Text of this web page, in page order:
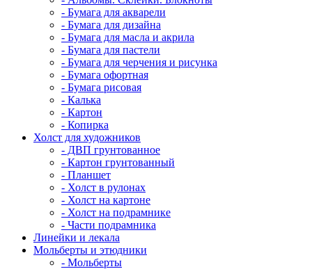
- Бумага для акварели
- Бумага для дизайна
- Бумага для масла и акрила
- Бумага для пастели
- Бумага для черчения и рисунка
- Бумага офортная
- Бумага рисовая
- Калька
- Картон
- Копирка
Холст для художников
- ДВП грунтованное
- Картон грунтованный
- Планшет
- Холст в рулонах
- Холст на картоне
- Холст на подрамнике
- Части подрамника
Линейки и лекала
Мольберты и этюдники
- Мольберты